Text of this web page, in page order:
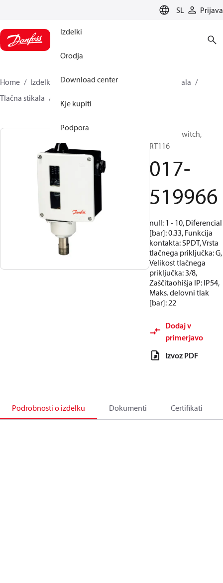
SL Prijava
Izdelki
Orodja
Download center
Kje kupiti
Podpora
Home Izdelki Climate Solutions za hlajenje
Stikala
Tlačna stikala
Pressure switch,
RT116
017-
519966
null: 1 - 10, Diferencial
[bar]: 0.33, Funkcija
kontakta: SPDT, Vrsta
tlačnega priključka: G,
Velikost tlačnega
priključka: 3/8,
Zaščitaohišja IP: IP54,
Maks. delovni tlak
[bar]: 22
Dodaj v
primerjavo
Izvoz PDF
Podrobnosti o izdelku Dokumenti Certifikati